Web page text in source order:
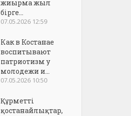
жиырма жыл
бірге...
07.05.2026 12:59
Как в Костанае
воспитывают
патриотизм у
молодежи и...
07.05.2026 10:50
Құрметті
қостанайлықтар,